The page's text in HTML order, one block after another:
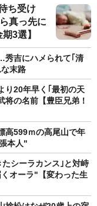
ち受け
真っ先に
3選】
秀吉にハメられて｢清
末路
り20年早く｢最初の天
将の名前【豊臣兄弟！
高599ｍの高尾山で年
本人"
シーラカンス｣と対峙
オーラ"【変わった生